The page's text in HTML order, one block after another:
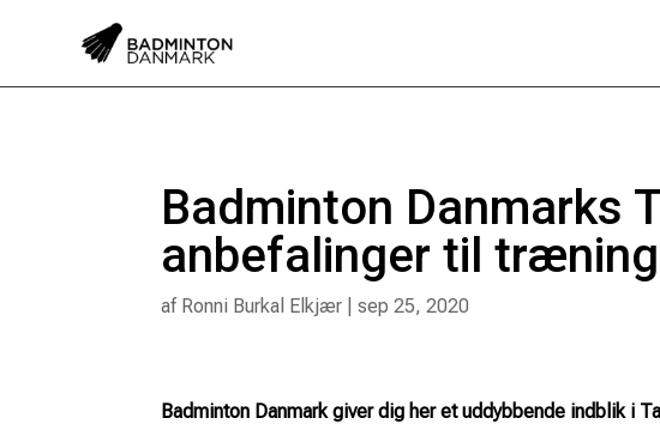
Badminton Danmarks
anbefalinger til
af Ronni Burkal Elkjær |sep 25, 2020
Badminton Danmark giver dig her et uddybbende indblik i